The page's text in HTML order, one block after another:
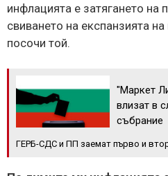
инфлацията е затягането на
свиването на експанзията
посочи той.
"Маркет
влизат в
събрание
ГЕРБ-СДС и ПП заемат първо и